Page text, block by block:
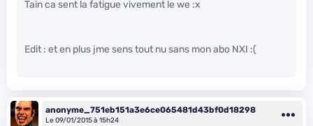
Tain ca sent la fatigue vivement le we :x
Edit : et en plus jme sens tout nu sans mon abo NXI :(
anonyme_751eb151a3e6ce065481d43bf0d18298
Le 09/01/2015 à 15h24